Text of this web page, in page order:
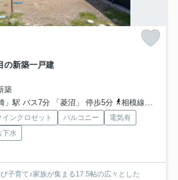
の新築一戸建
築
」駅 バス7分 「菱沼」 停歩5分
相模線「茅ケ崎」駅 バス7分 「菱沼」 停歩5分
インクロゼット バルコニー
電気有
下水
子育て♪家族が集まる17.5帖の広々とした